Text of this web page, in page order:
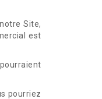
Site,
est
pourriez